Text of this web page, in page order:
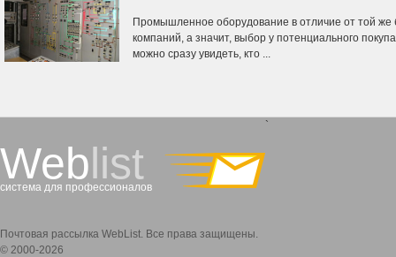
Промышленное оборудование в отличие от той же
компаний, а значит, выбор у потенциального
можно сразу увидеть, кто ...
Weblist
система для профессионалов
`
Почтовая рассылка WebList. Все права защищены.
© 2000-2026